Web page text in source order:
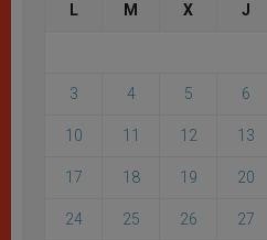
L M X J
3 4 5 6
10 11 12 13
17 18 19 20
24 25 26 27